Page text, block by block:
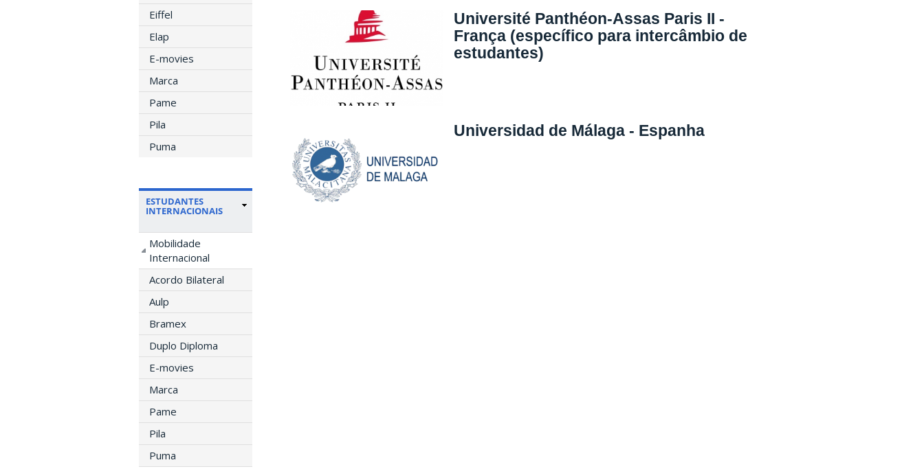
Eiffel
Elap
E-movies
Marca
Pame
Pila
Puma
ESTUDANTES
INTERNACIONAIS
Mobilidade
Internacional
Acordo Bilateral
Aulp
Bramex
Duplo Diploma
E-movies
Marca
Pame
Pila
Puma
Université Panthéon-Assas Paris II -
França (específico para intercâmbio de
estudantes)
Universidad de Málaga - Espanha